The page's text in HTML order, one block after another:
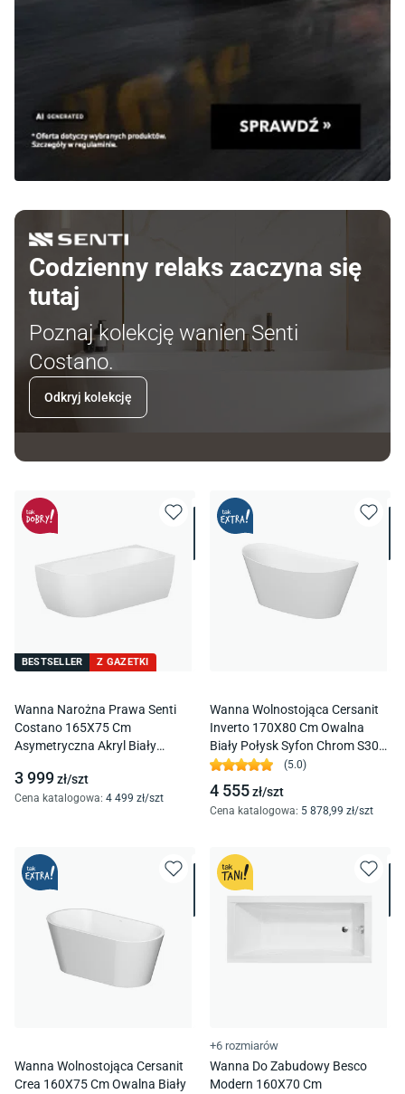
Codzienny relaks zaczyna się
tutaj
Poznaj kolekcję wanien Senti
Costano.
Odkryj kolekcję
BESTSELLER Z GAZETKI
Wanna Narożna Prawa Senti
Costano 165X75 Cm
Asymetryczna Akryl Biały
3 999zł/szt
Cena katalogowa: 4 499 zł/szt
Wanna Wolnostojąca Cersanit
Inverto 170X80 Cm Owalna
Biały Połysk Syfon Chrom S301-
339
(5.0)
4 555zł/szt
Cena katalogowa: 5 878,99 zł/szt
Wanna Wolnostojąca Cersanit
Crea 160X75 Cm Owalna Biały
+6 rozmiarów
Wanna Do Zabudowy Besco
Modern 160X70 Cm